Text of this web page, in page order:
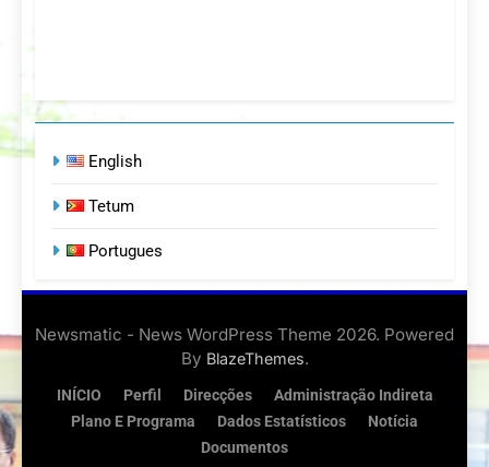
English
Tetum
Portugues
Newsmatic - News WordPress Theme 2026. Powered
By BlazeThemes.
INÍCIO Perfil Direcções
Administração Indireta
Plano E Programa
Dados Estatísticos
Notícia
Documentos